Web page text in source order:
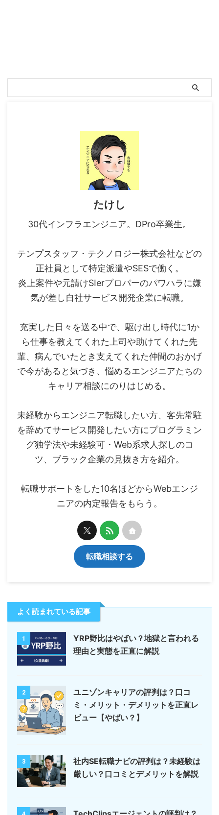
たけし
30代インフラエンジニア。DPro卒業生。
テンプスタッフ・テクノロジー株式会社などの
正社員として特定派遣やSESで働く。
炎上案件や元請けSIerプロパーのパワハラに嫌
気が差し自社サービス開発企業に転職。
充実した日々を送る中で、駆け出し時代に1か
ら仕事を教えてくれた上司や助けてくれた先
輩、病んでいたとき支えてくれた仲間のおかげ
で今があると気づき、悩めるエンジニアたちの
キャリア相談にのりはじめる。
未経験からエンジニア転職したい方、客先常駐
を辞めてサービス開発したい方にプログラミン
グ独学法や未経験可・Web系求人探しのコ
ツ、ブラック企業の見抜き方を紹介。
転職サポートをした10名ほどからWebエンジ
ニアの内定報告をもらう。
転職相談する
よく読まれている記事
1
YRP野比はやばい？地獄と言われる
理由と実態を正直に解説
2
ユニゾンキャリアの評判は？口コ
ミ・メリット・デメリットを正直レ
ビュー【やばい？】
3
社内SE転職ナビの評判は？未経験は
厳しい？口コミとデメリットを解説